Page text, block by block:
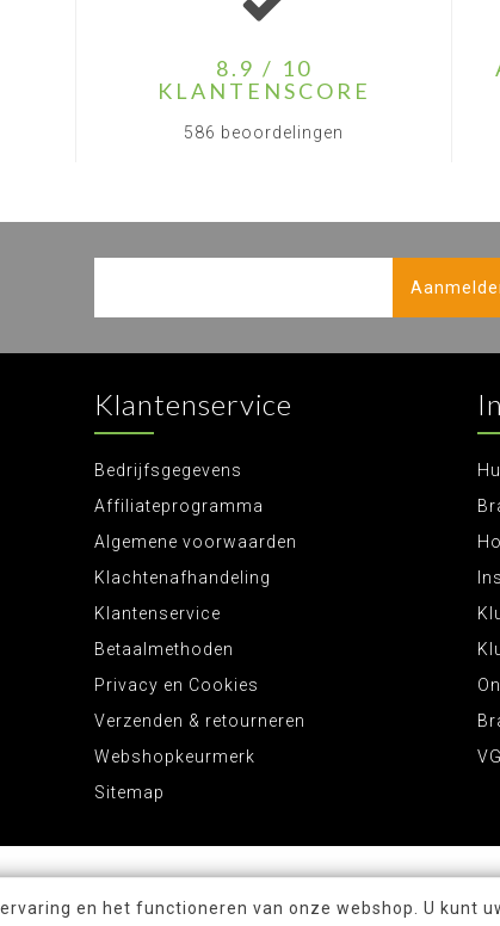
8.9 / 10
KLANTENSCORE
586 beoordelingen
Klantenservice
Bedrijfsgegevens
Affiliateprogramma
Algemene voorwaarden
Klachtenafhandeling
Klantenservice
Betaalmethoden
Privacy en Cookies
Verzenden & retourneren
Webshopkeurmerk
Sitemap
en het functioneren van onze webshop. U kunt